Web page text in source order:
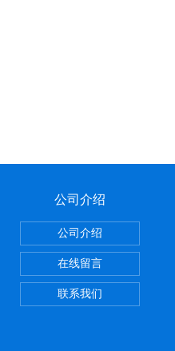
公司介绍
公司介绍
在线留言
联系我们